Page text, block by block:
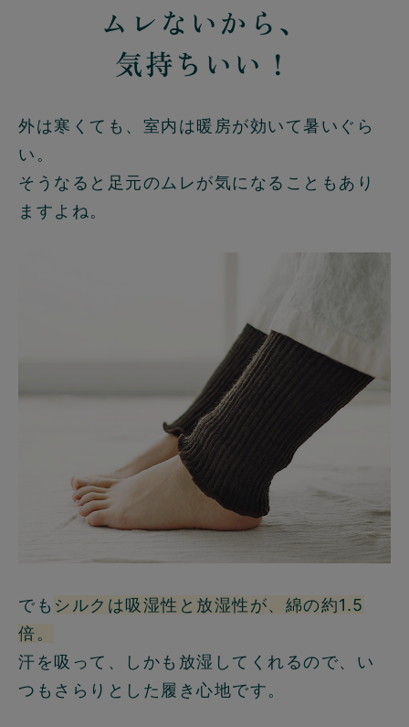
ムレないから、
気持ちいい！
外は寒くても、室内は暖房が効いて暑いぐら
い。
そうなると足元のムレが気になることもあり
ますよね。
でも シルクは吸湿性と放湿性が、綿の約1.5
倍。
汗を吸って、しかも放湿してくれるので、い
つもさらりとした履き心地です。